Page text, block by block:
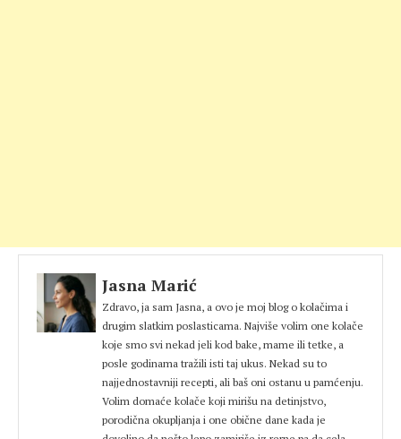
Jasna Marić
Zdravo, ja sam Jasna, a ovo je moj blog o kolačima i
drugim slatkim poslasticama. Najviše volim one kolače
koje smo svi nekad jeli kod bake, mame ili tetke, a
posle godinama tražili isti taj ukus. Nekad su to
najjednostavniji recepti, ali baš oni ostanu u pamćenju.
Volim domaće kolače koji mirišu na detinjstvo,
porodična okupljanja i one obične dane kada je